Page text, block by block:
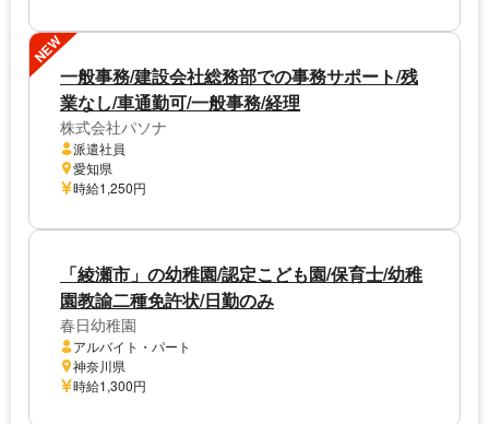
NEW
一般事務/建設会社総務部での事務サポート/残
業なし/車通勤可/一般事務/経理
株式会社パソナ
派遣社員
愛知県
時給1,250円
「綾瀬市」の幼稚園/認定こども園/保育士/幼稚
園教諭二種免許状/日勤のみ
春日幼稚園
アルバイト・パート
神奈川県
時給1,300円